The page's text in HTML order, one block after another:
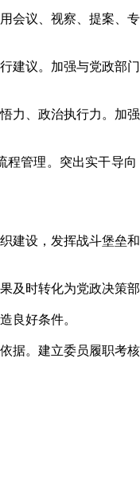
议、视察、提案、
议。加强与党政部
、政治执行力。加
管理。突出实干导
设，发挥战斗堡垒
时转化为党政决策部
良好条件。
。建立委员履职考